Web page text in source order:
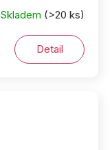
Skladem (>20 ks)
Detail